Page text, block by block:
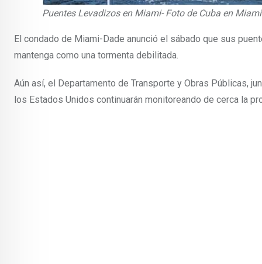
Puentes Levadizos en Miami- Foto de Cuba en Miami
El condado de Miami-Dade anunció el sábado que sus
mantenga como una tormenta debilitada.
Aún así, el Departamento de Transporte y Obras Públicas,
los Estados Unidos continuarán monitoreando de cerca la